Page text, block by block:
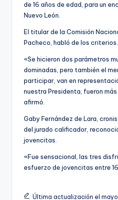
de 16 años de edad, para un
Nuevo León.
El titular de la Comisión
Pacheco, habló de los criterios.
«Se hicieron dos parámetros
dominadas, pero también el
participar, van en
nuestra Presidenta, fueron
afirmó.
Gaby Fernández de Lara,
del jurado calificador,
jovencitas.
«Fue sensacional, las tres
esfuerzo de jovencitas entre
Última actualización el